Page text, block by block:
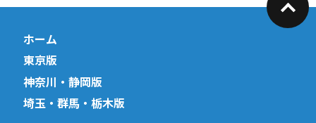
ホーム
東京版
神奈川・静岡版
埼玉・群馬・栃木版